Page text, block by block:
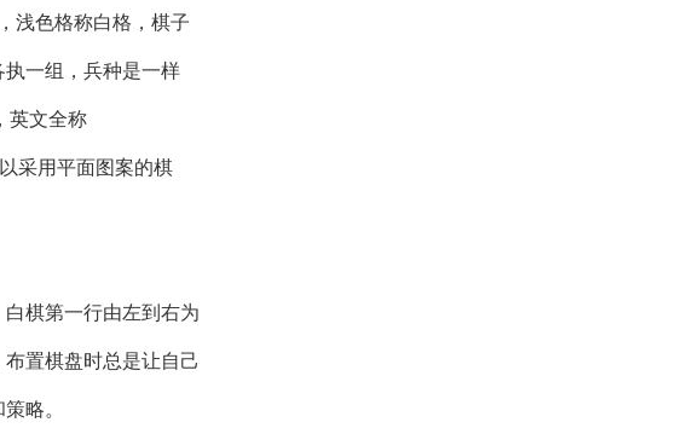
浅色格称白格，棋子
一组，兵种是一样
英文全称
采用平面图案的棋
棋第一行由左到右为
置棋盘时总是让自己
略。